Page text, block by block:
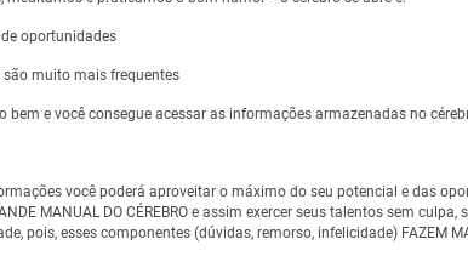
oportunidades
são muito mais frequentes
e você consegue acessar as informações armazenadas no
você poderá aproveitar o máximo do seu potencial e das
MANUAL DO CÉREBRO e assim exercer seus talentos sem culpa,
pois, esses componentes (dúvidas, remorso, infelicidade) FAZEM